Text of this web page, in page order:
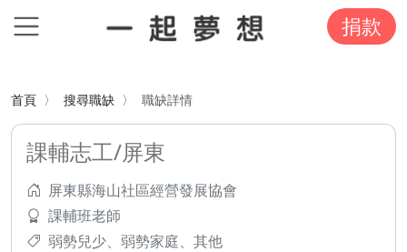
捐款
首頁 搜尋職缺 職缺詳情
課輔志工/屏東
屏東縣海山社區經營發展協會
課輔班老師
弱勢兒少、弱勢家庭、其他